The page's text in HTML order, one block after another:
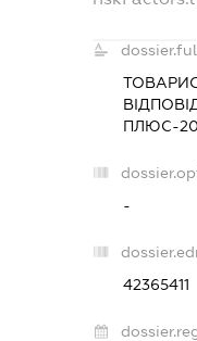
ПЛЮС-
-
42365411